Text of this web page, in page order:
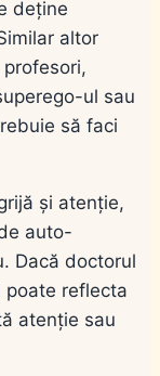
deține
altor
ul sau
să faci
și atenție,
auto-
Dacă doctorul
poate reflecta
atenție sau